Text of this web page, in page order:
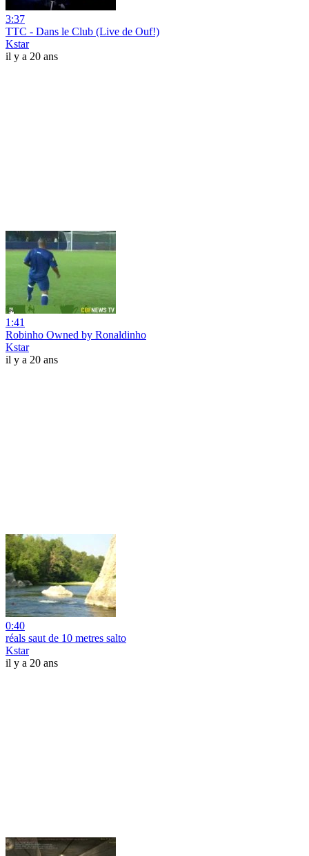
3:37
TTC - Dans le Club (Live de Ouf!)
Kstar
il y a 20 ans
1:41
Robinho Owned by Ronaldinho
Kstar
il y a 20 ans
0:40
réals saut de 10 metres salto
Kstar
il y a 20 ans